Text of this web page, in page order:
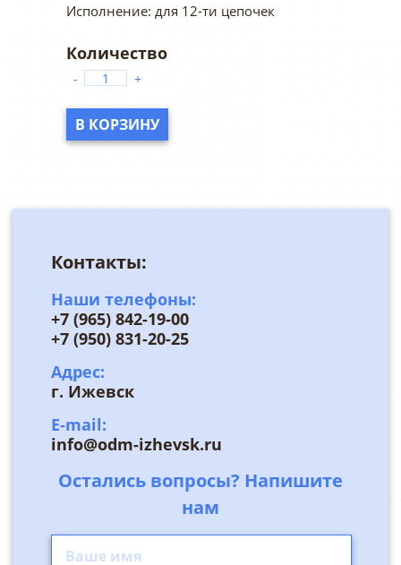
Исполнение: для 12-ти цепочек
- +
В КОРЗИНУ
Контакты:
Наши телефоны:
+7 (965) 842-19-00
+7 (950) 831-20-25
Адрес:
г. Ижевск
E-mail:
info@odm-izhevsk.ru
Остались вопросы? Напишите
нам